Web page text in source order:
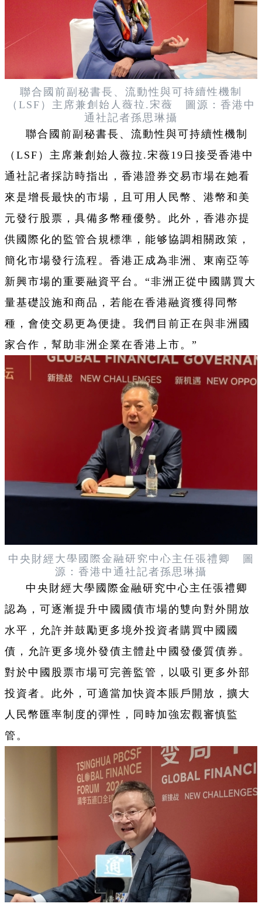
聯合國前副秘書長、流動性與可持續性機制
（LSF）主席兼創始人薇拉.宋薇
圖源：香港中
通社記者孫思琳攝
聯合國前副秘書長、流動性與可持續性機制
（LSF）主席兼創始人薇拉.宋薇19日接受香港中
通社記者採訪時指出，香港證券交易市場在她看
來是增長最快的市場，且可用人民幣、港幣和美
元發行股票，具備多幣種優勢。此外，香港亦提
供國際化的監管合規標準，能够協調相關政策，
簡化市場發行流程。香港正成為非洲、東南亞等
新興市場的重要融資平台。“非洲正從中國購買大
量基礎設施和商品，若能在香港融資獲得同幣
種，會使交易更為便捷。我們目前正在與非洲國
家合作，幫助非洲企業在香港上市。”
中央財經大學國際金融研究中心主任張禮卿
圖
源：香港中通社記者孫思琳攝
中央財經大學國際金融研究中心主任張禮卿
認為，可逐漸提升中國國債市場的雙向對外開放
水平，允許并鼓勵更多境外投資者購買中國國
債，允許更多境外發債主體赴中國發優質債券。
對於中國股票市場可完善監管，以吸引更多外部
投資者。此外，可適當加快資本賬戶開放，擴大
人民幣匯率制度的彈性，同時加強宏觀審慎監
管。